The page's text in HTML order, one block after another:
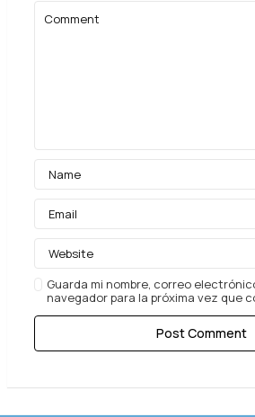
Guarda mi nombre, correo
navegador para la próxima vez que